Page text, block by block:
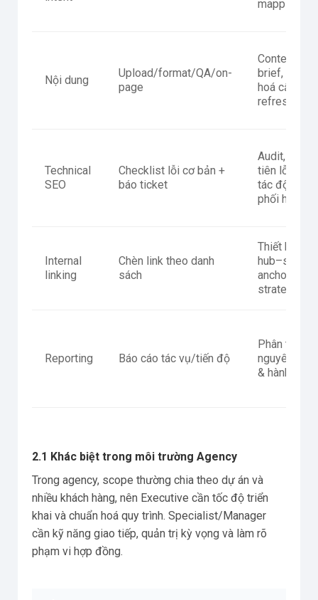
mapping
Nội dung
Upload/format/QA/on-
page
Content
brief, chuẩn
hoá cấu
refresh
Technical
SEO
Checklist lỗi cơ bản +
báo ticket
Audit, ưu
tiên lỗi theo
tác động,
phối hợp
Internal
linking
Chèn link theo danh
sách
Thiết kế
hub–spoke,
anchor
strategy, IA
Reporting Báo cáo tác vụ/tiến độ
Phân tích
nguyên nhân
& hành động
2.1 Khác biệt trong môi trường Agency
Trong agency, scope thường chia theo dự án và
nhiều khách hàng, nên Executive cần tốc độ triển
khai và chuẩn hoá quy trình. Specialist/Manager
cần kỹ năng giao tiếp, quản trị kỳ vọng và làm rõ
phạm vi hợp đồng.